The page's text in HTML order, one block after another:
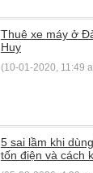
Thuê xe máy ở
Huy
(10-01-2020, 11:49
5 sai lầm khi
tốn điện và cách